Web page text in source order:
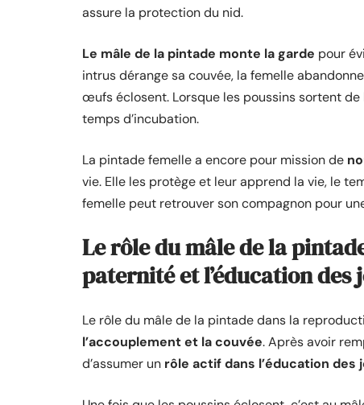
assure la protection du nid.
Le mâle de la pintade monte la garde pour
intrus dérange sa couvée, la femelle
œufs éclosent. Lorsque les poussins sortent
temps d’incubation.
La pintade femelle a encore pour mission de
vie. Elle les protège et leur apprend la vie, le
femelle peut retrouver son compagnon pour
Le rôle du mâle de la
paternité et l’éducation des
Le rôle du mâle de la pintade dans la
l’accouplement et la couvée. Après avoir
d’assumer un rôle actif dans l’éducation des